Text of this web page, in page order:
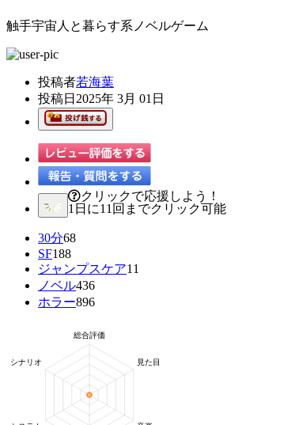
触手宇宙人と暮らす系ノベルゲーム
投稿者若海葉
投稿日 2025年 3月 01日
クリックで応援しよう！
1日に11回までクリック可能
30分68
SF188
ジャンプスケア11
ノベル436
ホラー896